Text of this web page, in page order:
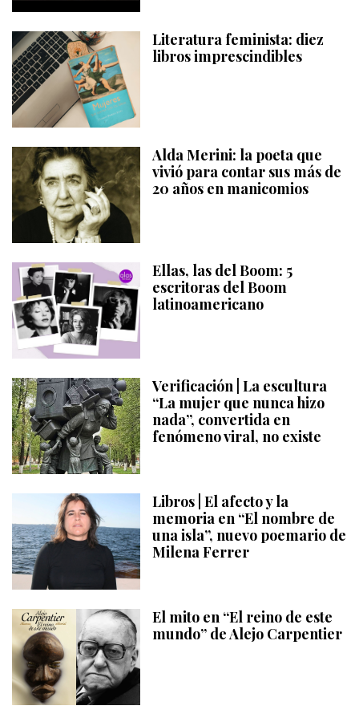
Literatura feminista: diez
libros imprescindibles
Alda Merini: la poeta que
vivió para contar sus más de
20 años en manicomios
Ellas, las del Boom: 5
escritoras del Boom
latinoamericano
Verificación | La escultura
“La mujer que nunca hizo
nada”, convertida en
fenómeno viral, no existe
Libros | El afecto y la
memoria en “El nombre de
una isla”, nuevo poemario de
Milena Ferrer
El mito en “El reino de este
mundo” de Alejo Carpentier